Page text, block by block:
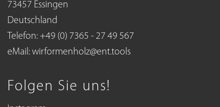
73457 Essingen
Deutschland
Telefon: +49 (0) 7365 - 27 49 567
eMail: wirformenholz@ent.tools
Folgen Sie uns!